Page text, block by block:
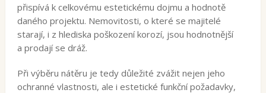
přispívá k celkovému estetickému dojmu a hodnotě
daného projektu. Nemovitosti, o které se majitelé
starají, i z hlediska poškození korozí, jsou hodnotnější
a prodají se dráž.
Při výběru nátěru je tedy důležité zvážit nejen jeho
ochranné vlastnosti, ale i estetické funkční požadavky,